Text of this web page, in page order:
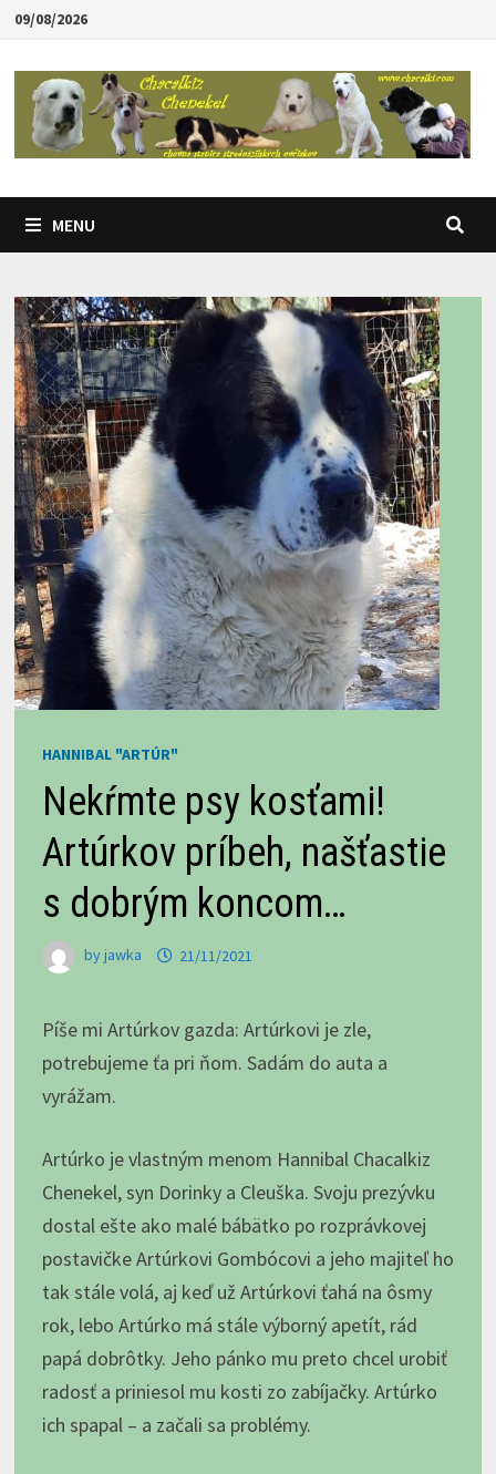
Skip
content
09/08/2026
MENU
HANNIBAL "ARTÚR"
Nekŕmte psy kosťami!
Artúrkov príbeh, našťastie
s dobrým koncom…
byjawka 21/11/2021
Píše mi Artúrkov gazda: Artúrkovi je zle,
potrebujeme ťa pri ňom. Sadám do auta a
vyrážam.
Artúrko je vlastným menom Hannibal Chacalkiz
Chenekel, syn Dorinky a Cleuška. Svoju prezývku
dostal ešte ako malé bábätko po rozprávkovej
postavičke Artúrkovi Gombócovi a jeho majiteľ ho
tak stále volá, aj keď už Artúrkovi ťahá na ôsmy
rok, lebo Artúrko má stále výborný apetít, rád
papá dobrôtky. Jeho pánko mu preto chcel urobiť
radosť a priniesol mu kosti zo zabíjačky. Artúrko
ich spapal – a začali sa problémy.